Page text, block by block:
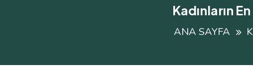
Kadınların
ANA SAYFA